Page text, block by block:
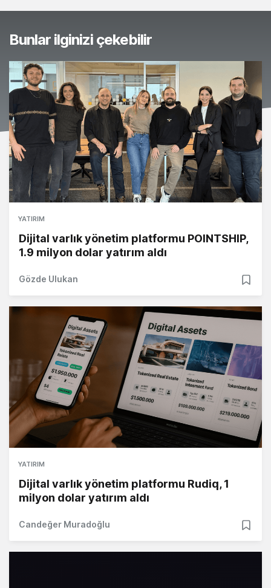
Bunlar ilginizi çekebilir
YATIRIM
Dijital varlık yönetim platformu POINTSHIP,
1.9 milyon dolar yatırım aldı
Gözde Ulukan
YATIRIM
Dijital varlık yönetim platformu Rudiq, 1
milyon dolar yatırım aldı
Candeğer Muradoğlu